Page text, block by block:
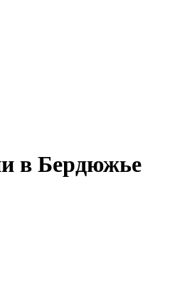
в Бердюжье